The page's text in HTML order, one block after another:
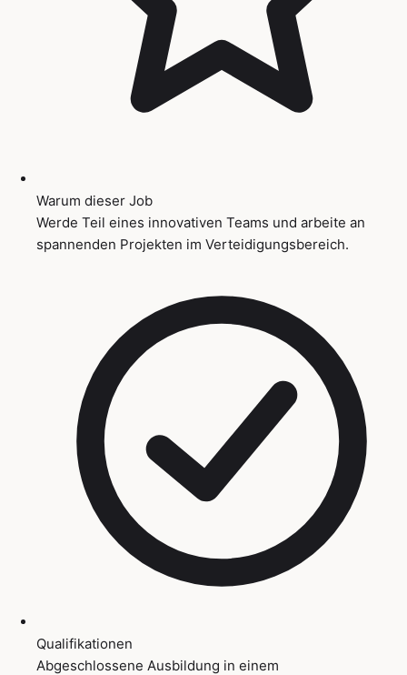
Warum dieser Job
Werde Teil eines innovativen Teams und arbeite an
spannenden Projekten im Verteidigungsbereich.
Qualifikationen
Abgeschlossene Ausbildung in einem